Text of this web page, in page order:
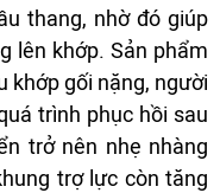
thang, nhờ đó giúp
lên khớp. Sản phẩm
khớp gối nặng, người
trình phục hồi sau
trở nên nhẹ nhàng
trợ lực còn tăng